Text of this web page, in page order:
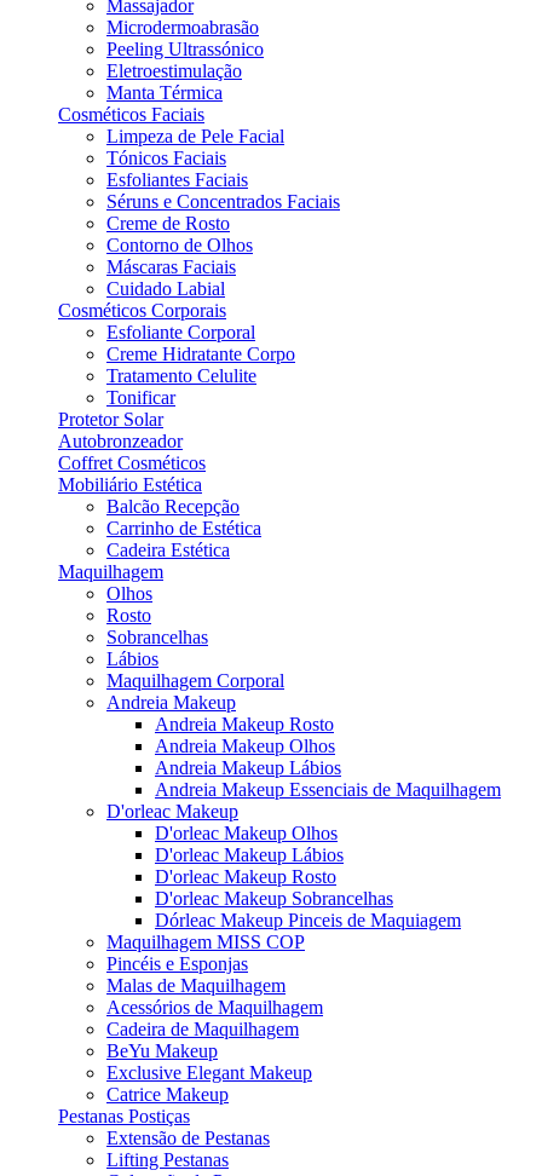
Massajador
Microdermoabrasão
Peeling Ultrassónico
Eletroestimulação
Manta Térmica
Cosméticos Faciais
Limpeza de Pele Facial
Tónicos Faciais
Esfoliantes Faciais
Séruns e Concentrados Faciais
Creme de Rosto
Contorno de Olhos
Máscaras Faciais
Cuidado Labial
Cosméticos Corporais
Esfoliante Corporal
Creme Hidratante Corpo
Tratamento Celulite
Tonificar
Protetor Solar
Autobronzeador
Coffret Cosméticos
Mobiliário Estética
Balcão Recepção
Carrinho de Estética
Cadeira Estética
Maquilhagem
Olhos
Rosto
Sobrancelhas
Lábios
Maquilhagem Corporal
Andreia Makeup
Andreia Makeup Rosto
Andreia Makeup Olhos
Andreia Makeup Lábios
Andreia Makeup Essenciais de Maquilhagem
D'orleac Makeup
D'orleac Makeup Olhos
D'orleac Makeup Lábios
D'orleac Makeup Rosto
D'orleac Makeup Sobrancelhas
Dórleac Makeup Pinceis de Maquiagem
Maquilhagem MISS COP
Pincéis e Esponjas
Malas de Maquilhagem
Acessórios de Maquilhagem
Cadeira de Maquilhagem
BeYu Makeup
Exclusive Elegant Makeup
Catrice Makeup
Pestanas Postiças
Extensão de Pestanas
Lifting Pestanas